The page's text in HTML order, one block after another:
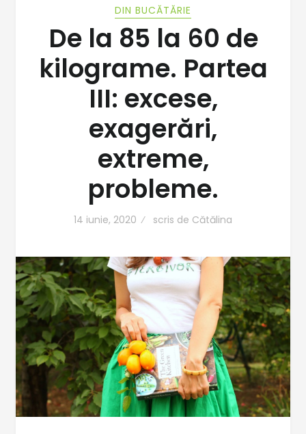
DIN BUCĂTĂRIE
De la 85 la 60 de
kilograme. Partea
III: excese,
exagerări,
extreme,
probleme.
14 iunie, 2020 scris de Cătălina